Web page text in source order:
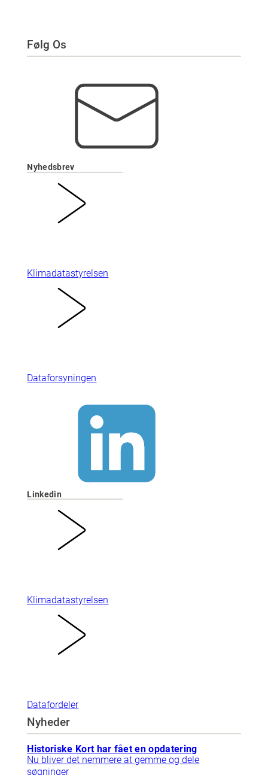
Følg Os
Nyhedsbrev
Klimadatastyrelsen
Dataforsyningen
Linkedin
Klimadatastyrelsen
Datafordeler
Nyheder
Historiske Kort har fået en opdatering
Nu bliver det nemmere at gemme og dele
søgninger